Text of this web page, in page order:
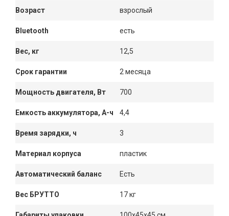
Возраст взрослый
Bluetooth есть
Вес, кг 12,5
Срок гарантии 2 месяца
Мощность двигателя, Вт 700
Емкость аккумулятора, А-ч 4,4
Время зарядки, ч 3
Материал корпуса пластик
Автоматический баланс Есть
Вес БРУТТО 17 кг